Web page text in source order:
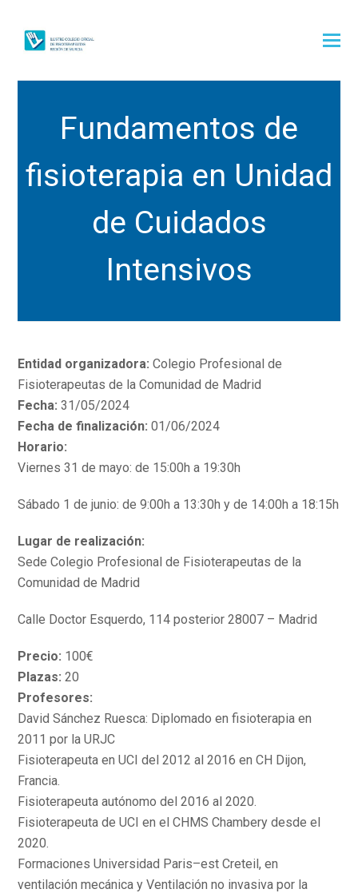
Fundamentos de
fisioterapia en Unidad
de Cuidados
Intensivos
Entidad organizadora: Colegio Profesional de
Fisioterapeutas de la Comunidad de Madrid
Fecha: 31/05/2024
Fecha de finalización: 01/06/2024
Horario:
Viernes 31 de mayo: de 15:00h a 19:30h
Sábado 1 de junio: de 9:00h a 13:30h y de 14:00h a 18:15h
Lugar de realización:
Sede Colegio Profesional de Fisioterapeutas de la
Comunidad de Madrid
Calle Doctor Esquerdo, 114 posterior 28007 – Madrid
Precio: 100€
Plazas: 20
Profesores:
David Sánchez Ruesca: Diplomado en fisioterapia en
2011 por la URJC
Fisioterapeuta en UCI del 2012 al 2016 en CH Dijon,
Francia.
Fisioterapeuta autónomo del 2016 al 2020.
Fisioterapeuta de UCI en el CHMS Chambery desde el
2020.
Formaciones Universidad Paris–est Creteil, en
ventilación mecánica y Ventilación no invasiva por la